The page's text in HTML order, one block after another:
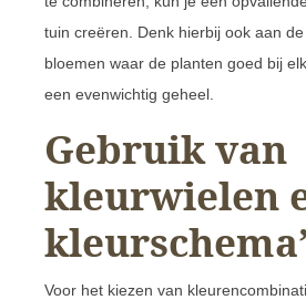
tuin creëren. Denk hierbij ook aan
bloemen waar de planten goed bij
een evenwichtig geheel.
Gebruik van
kleurwielen
Voor het kiezen van